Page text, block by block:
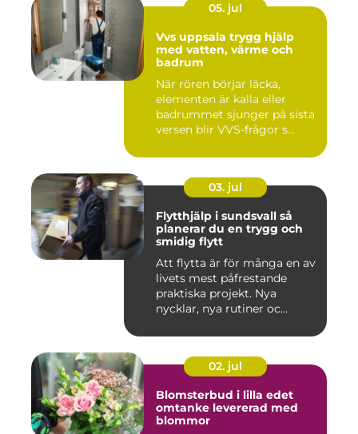
05. jul
Vvs uppsala trygg hjälp
med vatten, värme och
badrum
När rören börjar läcka,
elementen är kalla eller
badrummet sjunger på sista
versen blir VVS-frågor s...
03. jul
Flytthjälp i sundsvall så
planerar du en trygg och
smidig flytt
Att flytta är för många en av
livets mest påfrestande
praktiska projekt. Nya
nycklar, nya rutiner oc...
02. jul
Blomsterbud i lilla edet
omtanke levererad med
blommor